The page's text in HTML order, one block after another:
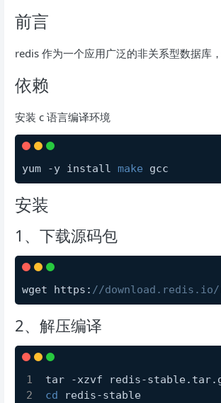
前言
redis 作为一个应用广泛的非关系型数据库
依赖
安装 c 语言编译环境
yum -y install make gcc
安装
1、下载源码包
wget https: //
2、解压编译
tar -xzvf redis-
cd redis-stable